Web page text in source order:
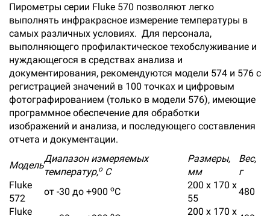
Пирометры серии Fluke 570 позволяют легко
выполнять инфракрасное измерение температуры в
самых различных условиях. Для персонала,
выполняющего профилактическое техобслуживание и
нуждающегося в средствах анализа и
документирования, рекомендуются модели 574 и 576 с
регистрацией значений в 100 точках и цифровым
фотографированием (только в модели 576), имеющие
программное обеспечение для обработки
изображений и анализа, и последующего составления
отчета и документации.
Модель
Диапазон измеряемых
температур,оС
Размеры,
мм
Вес,
г
Fluke
572
от -30 до +900 оС
200 х 170 х
55
480
Fluke
200 х 170 х